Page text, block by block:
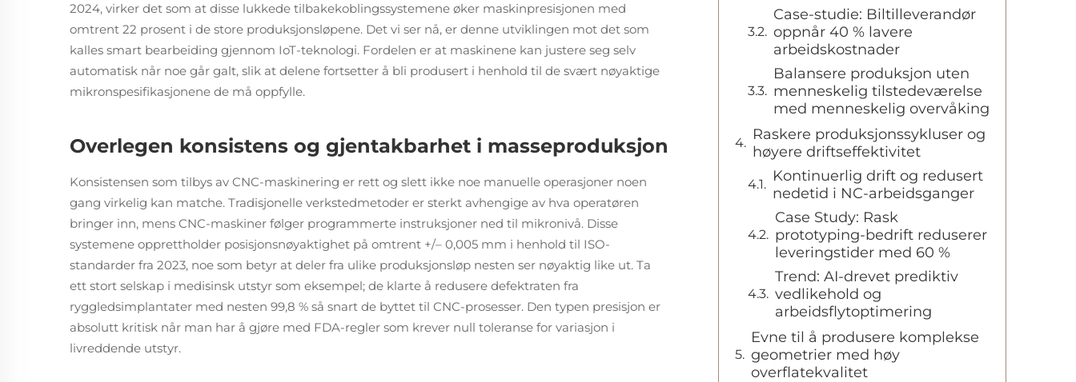
2024, virker det som at disse lukkede tilbakekoblingssystemene øker maskinpresisjonen med
omtrent 22 prosent i de store produksjonsløpene. Det vi ser nå, er denne utviklingen mot det som
kalles smart bearbeiding gjennom IoT-teknologi. Fordelen er at maskinene kan justere seg selv
automatisk når noe går galt, slik at delene fortsetter å bli produsert i henhold til de svært nøyaktige
mikronspesifikasjonene de må oppfylle.
Overlegen konsistens og gjentakbarhet i masseproduksjon
Konsistensen som tilbys av CNC-maskinering er rett og slett ikke noe manuelle operasjoner noen
gang virkelig kan matche. Tradisjonelle verkstedmetoder er sterkt avhengige av hva operatøren
bringer inn, mens CNC-maskiner følger programmerte instruksjoner ned til mikronivå. Disse
systemene opprettholder posisjonsnøyaktighet på omtrent +/– 0,005 mm i henhold til ISO-
standarder fra 2023, noe som betyr at deler fra ulike produksjonsløp nesten ser nøyaktig like ut. Ta
ett stort selskap i medisinsk utstyr som eksempel; de klarte å redusere defektraten fra
ryggledsimplantater med nesten 99,8 % så snart de byttet til CNC-prosesser. Den typen presisjon er
absolutt kritisk når man har å gjøre med FDA-regler som krever null toleranse for variasjon i
livreddende utstyr.
Case-studie: Biltilleverandør
oppnår 40 % lavere
arbeidskostnader
Balansere produksjon uten
menneskelig tilstedeværelse
med menneskelig overvåking
Raskere produksjonssykluser og
høyere driftseffektivitet
Kontinuerlig drift og redusert
nedetid i NC-arbeidsganger
Case Study: Rask
prototyping-bedrift reduserer
leveringstider med 60 %
Trend: AI-drevet prediktiv
vedlikehold og
arbeidsflytoptimering
Evne til å produsere komplekse
geometrier med høy
overflatekvalitet